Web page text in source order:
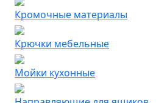
Кромочные материалы
Крючки мебельные
Мойки кухонные